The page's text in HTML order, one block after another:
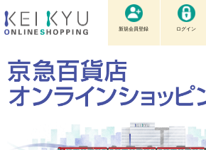
新規会員登録 ログイン